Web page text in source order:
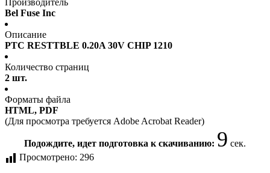
Производитель
Bel Fuse Inc
Описание
PTC RESTTBLE 0.20A 30V CHIP 1210
Количество страниц
2 шт.
Форматы файла
HTML, PDF
(Для просмотра требуется Adobe Acrobat Reader)
Подождите, идет подготовка к скачиванию: 9 сек.
Просмотрено: 296